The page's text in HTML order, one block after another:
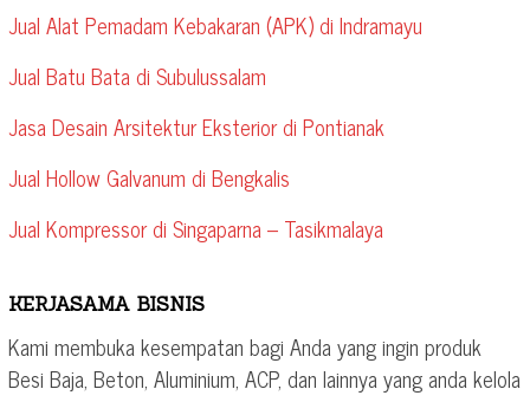
Jual Alat Pemadam Kebakaran (APK) di Indramayu
Jual Batu Bata di Subulussalam
Jasa Desain Arsitektur Eksterior di Pontianak
Jual Hollow Galvanum di Bengkalis
Jual Kompressor di Singaparna – Tasikmalaya
KERJASAMA BISNIS
Kami membuka kesempatan bagi Anda yang ingin produk
Besi Baja, Beton, Aluminium, ACP, dan lainnya yang anda kelola